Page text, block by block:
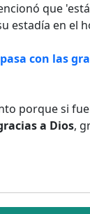
que
estadía en el
con las
porque si
a Dios,